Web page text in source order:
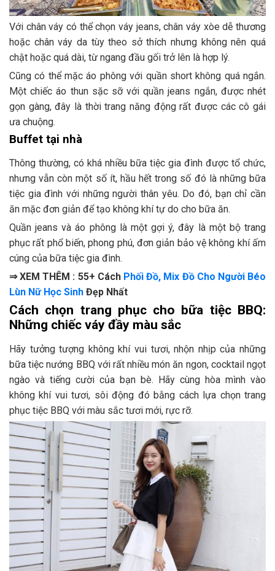
Với chân váy có thể chọn váy jeans, chân váy xòe dễ thương
hoặc chân váy da tùy theo sở thích nhưng không nên quá
chật hoặc quá dài, từ ngang đầu gối trở lên là hợp lý.
Cũng có thể mặc áo phông với quần short không quá ngắn.
Một chiếc áo thun sặc sỡ với quần jeans ngắn, được nhét
gọn gàng, đây là thời trang năng động rất được các cô gái
ưa chuộng.
Buffet tại nhà
Thông thường, có khá nhiều bữa tiệc gia đình được tổ chức,
nhưng vẫn còn một số ít, hầu hết trong số đó là những bữa
tiệc gia đình với những người thân yêu. Do đó, bạn chỉ cần
ăn mặc đơn giản để tạo không khí tự do cho bữa ăn.
Quần jeans và áo phông là một gợi ý, đây là một bộ trang
phục rất phổ biến, phong phú, đơn giản bảo vệ không khí ấm
cúng của bữa tiệc gia đình.
⇒ XEM THÊM : 55+ Cách Phối Đồ, Mix Đồ Cho Người Béo
Lùn Nữ Học Sinh Đẹp Nhất
Cách chọn trang phục cho bữa tiệc BBQ:
Những chiếc váy đầy màu sắc
Hãy tưởng tượng không khí vui tươi, nhộn nhịp của những
bữa tiệc nướng BBQ với rất nhiều món ăn ngon, cocktail ngọt
ngào và tiếng cười của bạn bè. Hãy cùng hòa mình vào
không khí vui tươi, sôi động đó bằng cách lựa chọn trang
phục tiệc BBQ với màu sắc tươi mới, rực rỡ.